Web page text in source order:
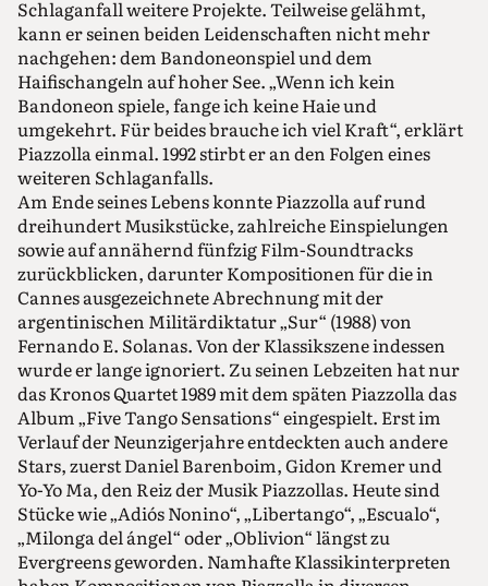
Schlaganfall weitere Projekte. Teilweise gelähmt,
kann er seinen beiden Leidenschaften nicht mehr
nachgehen: dem Bandoneonspiel und dem
Haifischangeln auf hoher See. „Wenn ich kein
Bandoneon spiele, fange ich keine Haie und
umgekehrt. Für beides brauche ich viel Kraft“, erklärt
Piazzolla einmal. 1992 stirbt er an den Folgen eines
weiteren Schlaganfalls.
Am Ende seines Lebens konnte Piazzolla auf rund
dreihundert Musikstücke, zahlreiche Einspielungen
sowie auf annähernd fünfzig Film-Soundtracks
zurückblicken, darunter Kompositionen für die in
Cannes ausgezeichnete Abrechnung mit der
argentinischen Militärdiktatur „Sur“ (1988) von
Fernando E. Solanas. Von der Klassikszene indessen
wurde er lange ignoriert. Zu seinen Lebzeiten hat nur
das Kronos Quartet 1989 mit dem späten Piazzolla das
Album „Five Tango Sensations“ eingespielt. Erst im
Verlauf der Neunzigerjahre entdeckten auch andere
Stars, zuerst Daniel Barenboim, Gidon Kremer und
Yo-Yo Ma, den Reiz der Musik Piazzollas. Heute sind
Stücke wie „Adiós Nonino“, „Libertango“, „Escualo“,
„Milonga del ángel“ oder „Oblivion“ längst zu
Evergreens geworden. Namhafte Klassikinterpreten